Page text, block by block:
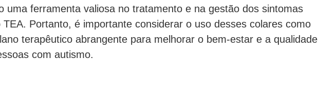
uma ferramenta valiosa no tratamento e na gestão dos sintomas
TEA. Portanto, é importante considerar o uso desses colares como
terapêutico abrangente para melhorar o bem-estar e a qualidade
com autismo.